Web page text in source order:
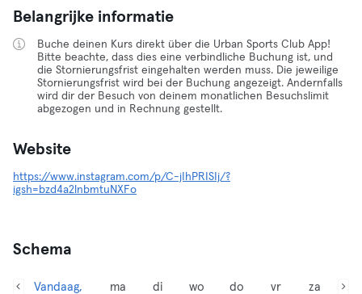
Belangrijke informatie
Buche deinen Kurs direkt über die Urban Sports Club App!
Bitte beachte, dass dies eine verbindliche Buchung ist, und
die Stornierungsfrist eingehalten werden muss. Die jeweilige
Stornierungsfrist wird bei der Buchung angezeigt. Andernfalls
wird dir der Besuch von deinem monatlichen Besuchslimit
abgezogen und in Rechnung gestellt.
Website
https://www.instagram.com/p/C-jIhPRISIj/?
igsh=bzd4a2lnbmtuNXFo
Schema
Vandaag,
ma
di
wo
do
vr
za